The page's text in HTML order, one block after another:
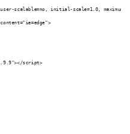
scalable=no, initial-scale=1.0, maximum-
script>